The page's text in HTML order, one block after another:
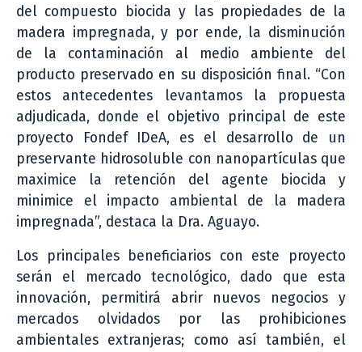
del compuesto biocida y las propiedades de la
madera impregnada, y por ende, la disminución
de la contaminación al medio ambiente del
producto preservado en su disposición final. “Con
estos antecedentes levantamos la propuesta
adjudicada, donde el objetivo principal de este
proyecto Fondef IDeA, es el desarrollo de un
preservante hidrosoluble con nanopartículas que
maximice la retención del agente biocida y
minimice el impacto ambiental de la madera
impregnada”, destaca la Dra. Aguayo.
Los principales beneficiarios con este proyecto
serán el mercado tecnológico, dado que esta
innovación, permitirá abrir nuevos negocios y
mercados olvidados por las prohibiciones
ambientales extranjeras; como así también, el